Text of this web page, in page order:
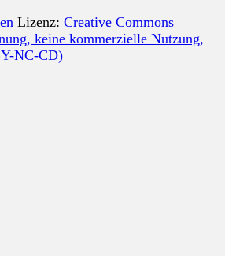
Lizenz: Creative Commons
keine kommerzielle Nutzung,
NC-CD)